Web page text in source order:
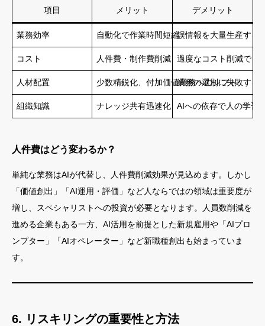
項目 メリット デメリット
業務効率 自動化で作業時間短縮誤情報を大量生産する
コスト 人件費・制作費削減 過度なコスト削減でノ
人材配置 少数精鋭化、付加価値業務へのシフト
業務の選別に失敗する
組織知識 ナレッジ共有迅速化 AIへの依存で人の学習
人件費はどう変わるか？
単純な業務はAIが代替し、人件費削減効果が見込めます。しかし
「価値創出」「AI運用・評価」など人ならではの領域は重要度が
増し、スペシャリストへの投資が必要となります。人員数削減を
進める企業もある一方、AI活用を前提とした新規雇用や「AIプロ
ンプター」「AIオペレーター」など新職種創出も始まっていま
す。
6. リスキリングの重要性と方法